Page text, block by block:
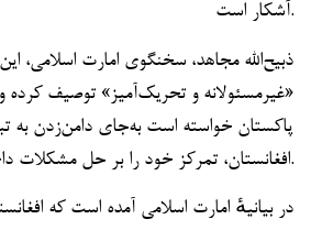
آشکار است.
ذبیح‌الله مجاهد، سخنگوی امارت اسلامی،
«غیرمسئولانه و تحریک‌آمیز» توصیف کرده
پاکستان خواسته است به‌جای دامن‌زدن به
افغانستان، تمرکز خود را بر حل مشکلات داخلی‌شان قرار دهند.
در بیانیهٔ امارت اسلامی آمده است که